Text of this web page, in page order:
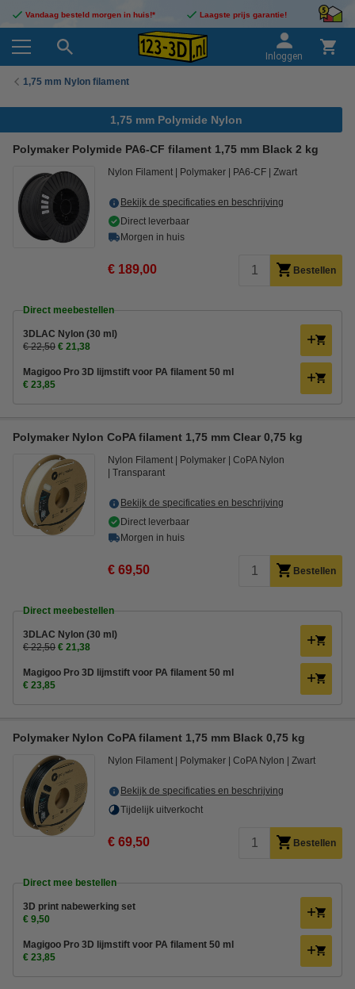
Vandaag besteld morgen in huis!* Laagste prijs garantie!
Inloggen
1,75 mm Nylon filament
1,75 mm Polymide Nylon
Polymaker Polymide PA6-CF filament 1,75 mm Black 2 kg
Nylon Filament Polymaker PA6-CF Zwart
Bekijk de specificaties en beschrijving
Direct leverbaar
Morgen in huis
€ 189,00 Bestellen
Direct meebestellen
3DLAC Nylon (30 ml)
€ 22,50 € 21,38
Magigoo Pro 3D lijmstift voor PA filament 50 ml
€ 23,85
Polymaker Nylon CoPA filament 1,75 mm Clear 0,75 kg
Nylon Filament Polymaker
CoPA Nylon
Transparant
Bekijk de specificaties en beschrijving
Direct leverbaar
Morgen in huis
€ 69,50 Bestellen
Direct meebestellen
3DLAC Nylon (30 ml)
€ 22,50 € 21,38
Magigoo Pro 3D lijmstift voor PA filament 50 ml
€ 23,85
Polymaker Nylon CoPA filament 1,75 mm Black 0,75 kg
Nylon Filament Polymaker CoPA Nylon Zwart
Bekijk de specificaties en beschrijving
Tijdelijk uitverkocht
€ 69,50 Bestellen
Direct mee bestellen
3D print nabewerking set
€ 9,50
Magigoo Pro 3D lijmstift voor PA filament 50 ml
€ 23,85